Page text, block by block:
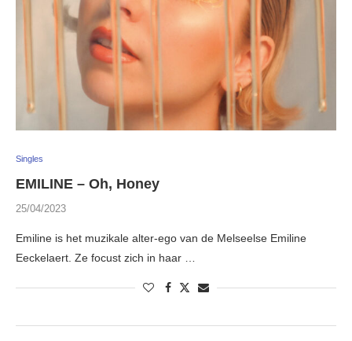
Singles
EMILINE – Oh, Honey
25/04/2023
Emiline is het muzikale alter-ego van de Melseelse Emiline
Eeckelaert. Ze focust zich in haar …